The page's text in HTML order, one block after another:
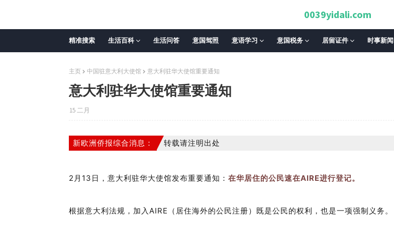
0039yidali.com
精准搜索 生活百科 生活问答 意国驾照 意语学习 意国税务 居留证件 时事新闻
主页 中国驻意大利大使馆 意大利驻华大使馆重要通知
意大利驻华大使馆重要通知
15 二月
新欧洲侨报综合消息： 转载请注明出处
2月13日，意大利驻华大使馆发布重要通知： 在华居住的公民速在AIRE进行登记。
根据意大利法规，加入AIRE（居住海外的公民注册）既是公民的权利，也是一项强制义务。